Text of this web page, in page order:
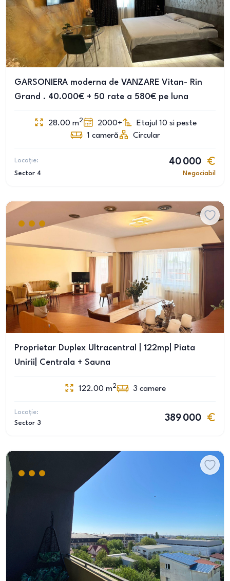
GARSONIERA moderna de VANZARE Vitan- Rin
Grand . 40.000€ + 50 rate a 580€ pe luna
28.00 m2 2000+
Etajul 10 si peste
1 cameră Circular
Locație:
Sector 4
40 000
Negociabil
Proprietar Duplex Ultracentral | 122mp| Piata
Unirii| Centrala + Sauna
122.00 m2 3 camere
Locație:
Sector 3
389 000